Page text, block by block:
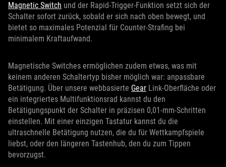
Magnetic Switch und der Rapid-Trigger-Funktion setzt sich der
Schalter sofort zurück, sobald er sich nach oben bewegt, und
bietet so maximales Potenzial für Counter-Strafing bei
minimalem Kraftaufwand.
Magnetische Switches ermöglichen zudem etwas, was mit
keinem anderen Schaltertyp bisher möglich war: anpassbare
Betätigung. Über unsere webbasierte Gear Link-Oberfläche oder
ein integriertes Multifunktionsrad kannst du den
Betätigungspunkt der Schalter in präzisen 0,01-mm-Schritten
einstellen. Mit einer einzigen Tastatur kannst du die
ultraschnelle Betätigung nutzen, die du für Wettkampfspiele
liebst, oder den längeren Tastenhub, den du zum Tippen
bevorzugst.